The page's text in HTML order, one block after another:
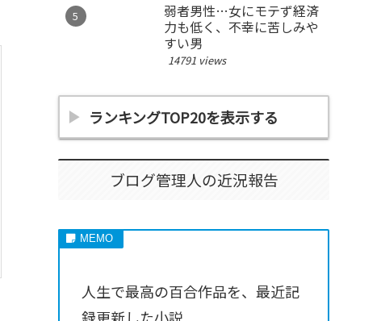
弱者男性…女にモテず経済
力も低く、不幸に苦しみや
すい男
14791 views
ランキングTOP20を表示する
ブログ管理人の近況報告
人生で最高の百合作品を、最近記